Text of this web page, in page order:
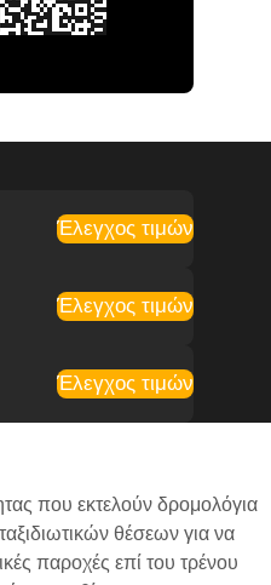
Έλεγχος τιμών
Έλεγχος τιμών
Έλεγχος τιμών
που εκτελούν δρομολόγια
θέσεων για να
παροχές επί του τρένου